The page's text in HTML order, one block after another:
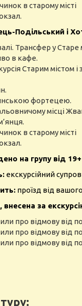
в старому місті
Подільський і
Трансфер у Старе
в кафе.
Старим містом
фортецею.
місці
в старому місті
на групу від
екскурсійний
проїзд від
внесена за
про відмову від
про відмову від
про відмову від